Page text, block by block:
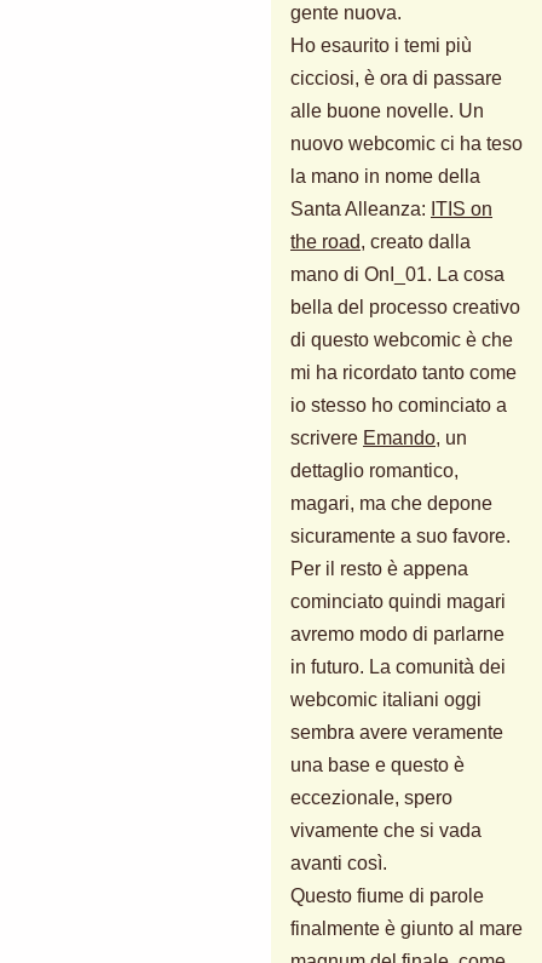
gente nuova.
Ho esaurito i temi più
cicciosi, è ora di passare
alle buone novelle. Un
nuovo webcomic ci ha teso
la mano in nome della
Santa Alleanza: ITIS on
the road, creato dalla
mano di OnI_01. La cosa
bella del processo creativo
di questo webcomic è che
mi ha ricordato tanto come
io stesso ho cominciato a
scrivere Emando, un
dettaglio romantico,
magari, ma che depone
sicuramente a suo favore.
Per il resto è appena
cominciato quindi magari
avremo modo di parlarne
in futuro. La comunità dei
webcomic italiani oggi
sembra avere veramente
una base e questo è
eccezionale, spero
vivamente che si vada
avanti così.
Questo fiume di parole
finalmente è giunto al mare